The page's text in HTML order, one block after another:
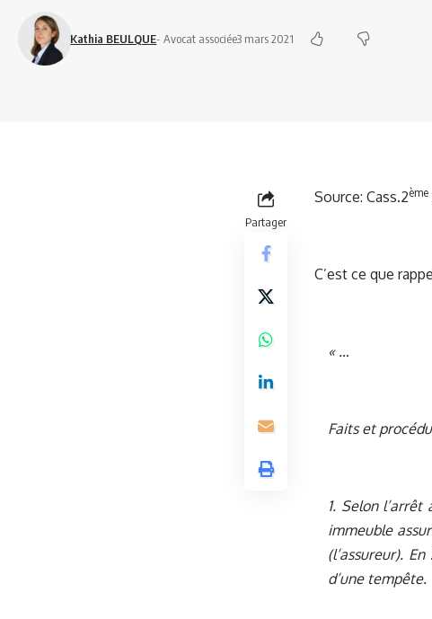
Kathia BEULQUE- Avocat associée3 mars 2021
Partager
Source: Cass.2ème
C’est ce que
« …
Faits et
1. Selon
immeuble
(l’assureur).
d’une tempête.